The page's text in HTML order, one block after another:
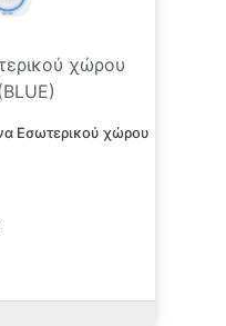
χώρου
Εσωτερικού χώρου